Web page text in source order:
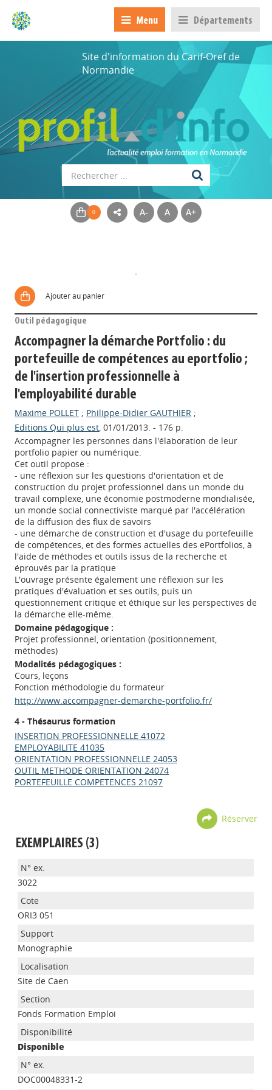
Menu Départements
Site d'information du Carif-Oref de
Normandie
A- A A+
Ajouter au panier
Outil pédagogique
Accompagner la démarche Portfolio : du
portefeuille de compétences au eportfolio ;
de l'insertion professionnelle à
l'employabilité durable
Maxime POLLET ; Philippe-Didier GAUTHIER ;
Editions Qui plus est, 01/01/2013. - 176 p.
Accompagner les personnes dans l'élaboration de leur
portfolio papier ou numérique.
Cet outil propose :
- une réflexion sur les questions d'orientation et de
construction du projet professionnel dans un monde du
travail complexe, une économie postmoderne mondialisée,
un monde social connectiviste marqué par l'accélération
de la diffusion des flux de savoirs
- une démarche de construction et d'usage du portefeuille
de compétences, et des formes actuelles des ePortfolios, à
l'aide de méthodes et outils issus de la recherche et
éprouvés par la pratique
L'ouvrage présente également une réflexion sur les
pratiques d'évaluation et ses outils, puis un
questionnement critique et éthique sur les perspectives de
la démarche elle-même.
Domaine pédagogique :
Projet professionnel, orientation (positionnement,
méthodes)
Modalités pédagogiques :
Cours, leçons
Fonction méthodologie du formateur
http://www.accompagner-demarche-portfolio.fr/
4 - Thésaurus formation
INSERTION PROFESSIONNELLE 41072
EMPLOYABILITE 41035
ORIENTATION PROFESSIONNELLE 24053
OUTIL METHODE ORIENTATION 24074
PORTEFEUILLE COMPETENCES 21097
Réserver
EXEMPLAIRES (3)
3022
ORI3 051
Monographie
Site de Caen
Fonds Formation Emploi
Disponible
DOC00048331-2